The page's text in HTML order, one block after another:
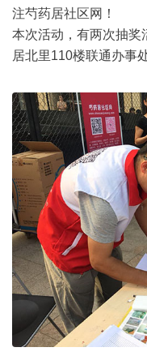
注芍药居社区网！
本次活动，有两次抽奖
居北里110楼联通办事